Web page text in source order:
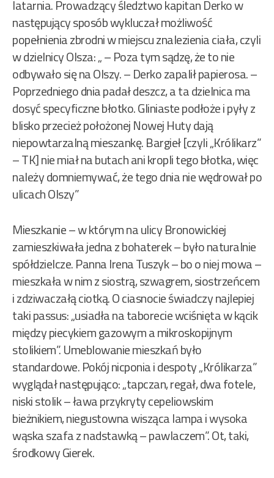
latarnia. Prowadzący śledztwo kapitan Derko w
następujący sposób wykluczał możliwość
popełnienia zbrodni w miejscu znalezienia ciała, czyli
w dzielnicy Olsza: „ – Poza tym sądzę, że to nie
odbywało się na Olszy. – Derko zapalił papierosa. –
Poprzedniego dnia padał deszcz, a ta dzielnica ma
dosyć specyficzne błotko. Gliniaste podłoże i pyły z
blisko przecież położonej Nowej Huty dają
niepowtarzalną mieszankę. Bargieł [czyli „Królikarz”
– TK] nie miał na butach ani kropli tego błotka, więc
należy domniemywać, że tego dnia nie wędrował po
ulicach Olszy”
Mieszkanie – w którym na ulicy Bronowickiej
zamieszkiwała jedna z bohaterek – było naturalnie
spółdzielcze. Panna Irena Tuszyk – bo o niej mowa –
mieszkała w nim z siostrą, szwagrem, siostrzeńcem
i zdziwaczałą ciotką. O ciasnocie świadczy najlepiej
taki passus: „usiadła na taborecie wciśnięta w kącik
między piecykiem gazowym a mikroskopijnym
stolikiem”. Umeblowanie mieszkań było
standardowe. Pokój nicponia i despoty „Królikarza”
wyglądał następująco: „tapczan, regał, dwa fotele,
niski stolik – ława przykryty cepeliowskim
bieżnikiem, niegustowna wisząca lampa i wysoka
wąska szafa z nadstawką – pawlaczem”. Ot, taki,
środkowy Gierek.